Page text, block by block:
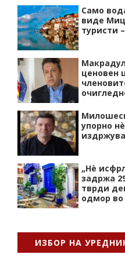
Само
виде
туристи
ценовен
упорно
„Нѐ
задржа
тврди
одмор во
ИЗБОР НА